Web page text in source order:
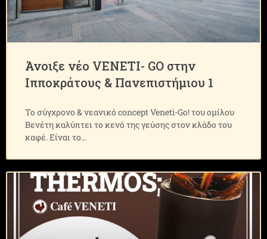
Άνοιξε νέο VENETI- GO στην
Ιπποκράτους & Πανεπιστήμιου 1
Το σύγχρονο & νεανικό concept Veneti-Go! του ομίλου
Βενέτη καλύπτει το κενό της γεύσης στον κλάδο του
καφέ. Είναι το